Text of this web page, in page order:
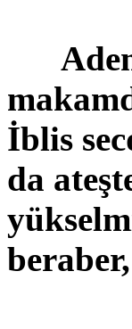
İblis
da